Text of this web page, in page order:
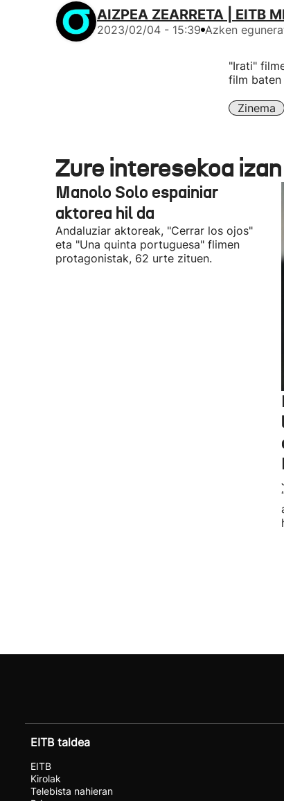
AIZPEA ZEARRETA | EITB
2023/02/04 - 15:39 Azken
"Irati"
film baten
Zinema
Zure interesekoa
Manolo Solo espainiar
aktorea hil da
Andaluziar aktoreak, "Cerrar los ojos"
eta "Una quinta portuguesa" flimen
protagonistak, 62 urte zituen.
EITB taldea
EITB
Kirolak
Telebista nahieran